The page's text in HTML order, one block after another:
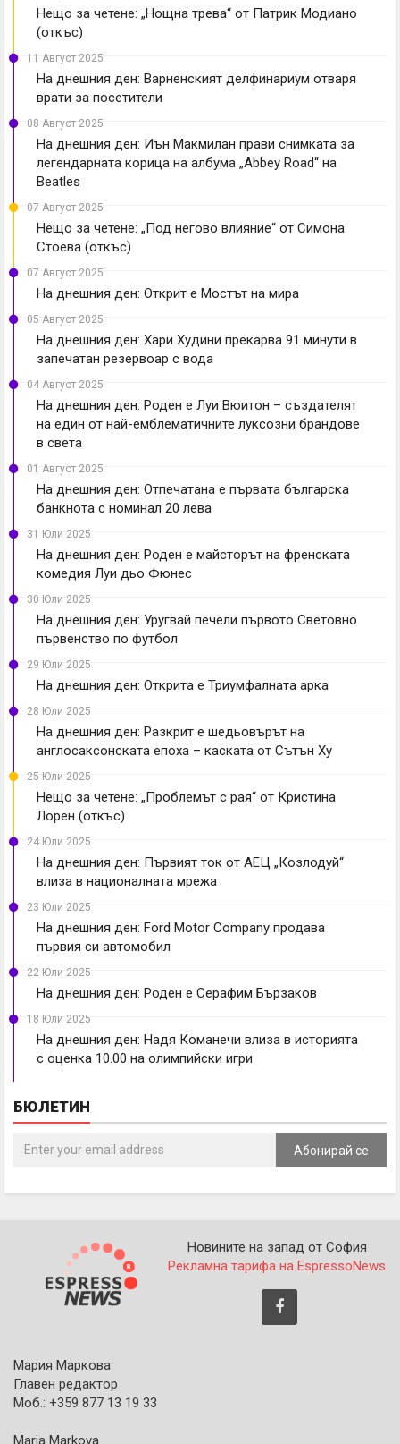
Нещо за четене: „Нощна трева“ от Патрик Модиано
(откъс)
11 Август 2025
На днешния ден: Варненският делфинариум отваря
врати за посетители
08 Август 2025
На днешния ден: Иън Макмилан прави снимката за
легендарната корица на албума „Abbey Road“ на
Beatles
07 Август 2025
Нещо за четене: „Под негово влияние“ от Симона
Стоева (откъс)
07 Август 2025
На днешния ден: Открит е Мостът на мира
05 Август 2025
На днешния ден: Хари Худини прекарва 91 минути в
запечатан резервоар с вода
04 Август 2025
На днешния ден: Роден е Луи Вюитон – създателят
на един от най-емблематичните луксозни брандове
в света
01 Август 2025
На днешния ден: Отпечатана е първата българска
банкнота с номинал 20 лева
31 Юли 2025
На днешния ден: Роден е майсторът на френската
комедия Луи дьо Фюнес
30 Юли 2025
На днешния ден: Уругвай печели първото Световно
първенство по футбол
29 Юли 2025
На днешния ден: Открита е Триумфалната арка
28 Юли 2025
На днешния ден: Разкрит е шедьовърът на
англосаксонската епоха – каската от Сътън Ху
25 Юли 2025
Нещо за четене: „Проблемът с рая“ от Кристина
Лорен (откъс)
24 Юли 2025
На днешния ден: Първият ток от АЕЦ „Козлодуй“
влиза в националната мрежа
23 Юли 2025
На днешния ден: Ford Motor Company продава
първия си автомобил
22 Юли 2025
На днешния ден: Роден е Серафим Бързаков
18 Юли 2025
На днешния ден: Надя Команечи влиза в историята
с оценка 10.00 на олимпийски игри
БЮЛЕТИН
Абонирай се
Новините на запад от София
Рекламна тарифа на EspressoNews
Мария Маркова
Главен редактор
Моб.: +359 877 13 19 33
Maria Markova